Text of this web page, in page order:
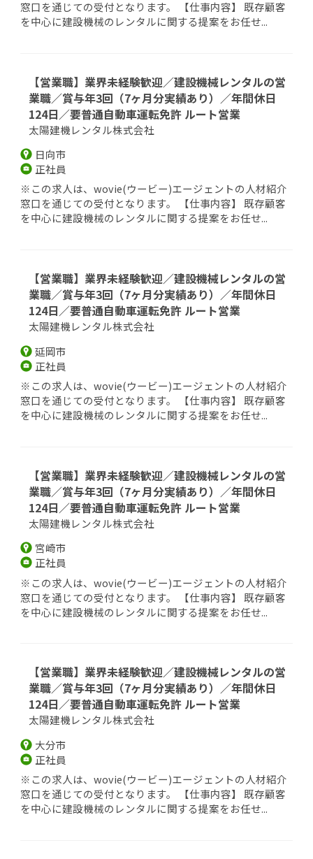
窓口を通じての受付となります。 【仕事内容】 既存顧客
を中心に建設機械のレンタルに関する提案をお任せ...
【営業職】業界未経験歓迎／建設機械レンタルの営
業職／賞与年3回（7ヶ月分実績あり）／年間休日
124日／要普通自動車運転免許 ルート営業
太陽建機レンタル株式会社
日向市
正社員
※この求人は、wovie(ウービー)エージェントの人材紹介
窓口を通じての受付となります。 【仕事内容】 既存顧客
を中心に建設機械のレンタルに関する提案をお任せ...
【営業職】業界未経験歓迎／建設機械レンタルの営
業職／賞与年3回（7ヶ月分実績あり）／年間休日
124日／要普通自動車運転免許 ルート営業
太陽建機レンタル株式会社
延岡市
正社員
※この求人は、wovie(ウービー)エージェントの人材紹介
窓口を通じての受付となります。 【仕事内容】 既存顧客
を中心に建設機械のレンタルに関する提案をお任せ...
【営業職】業界未経験歓迎／建設機械レンタルの営
業職／賞与年3回（7ヶ月分実績あり）／年間休日
124日／要普通自動車運転免許 ルート営業
太陽建機レンタル株式会社
宮崎市
正社員
※この求人は、wovie(ウービー)エージェントの人材紹介
窓口を通じての受付となります。 【仕事内容】 既存顧客
を中心に建設機械のレンタルに関する提案をお任せ...
【営業職】業界未経験歓迎／建設機械レンタルの営
業職／賞与年3回（7ヶ月分実績あり）／年間休日
124日／要普通自動車運転免許 ルート営業
太陽建機レンタル株式会社
大分市
正社員
※この求人は、wovie(ウービー)エージェントの人材紹介
窓口を通じての受付となります。 【仕事内容】 既存顧客
を中心に建設機械のレンタルに関する提案をお任せ...